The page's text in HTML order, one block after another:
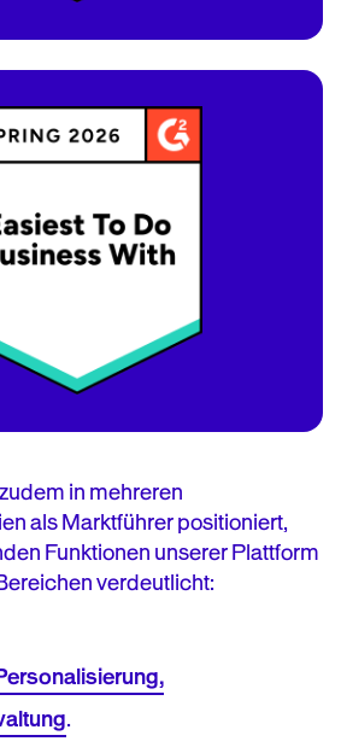
wird an Software-
verliehen, die einen
Kundenservice bieten und
leicht machen, mit AB
Fortschritte zu erzielen.
in mehreren
als Marktführer positioniert,
Funktionen unserer Plattform
verdeutlicht:
.